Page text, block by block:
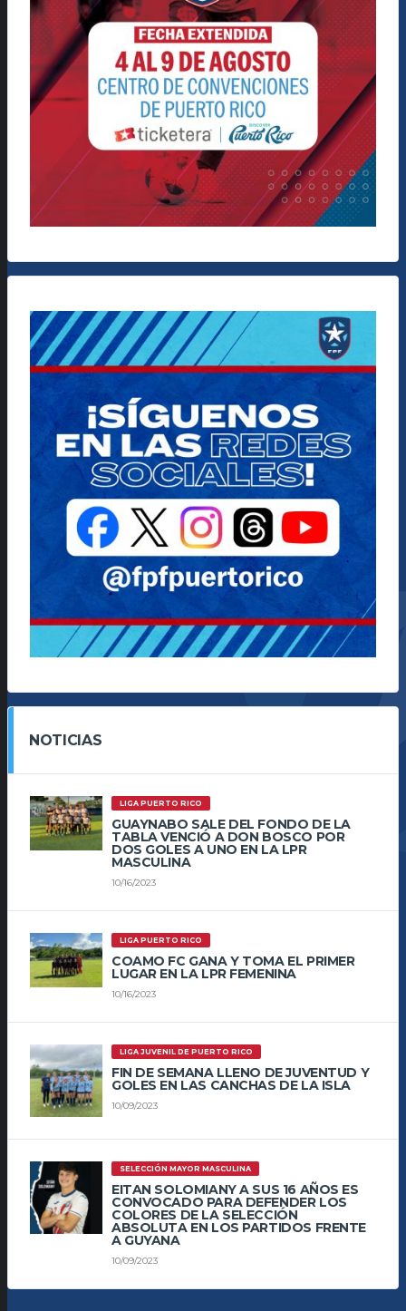
NOTICIAS
LIGA PUERTO RICO
GUAYNABO SALE DEL FONDO DE LA
TABLA VENCIÓ A DON BOSCO POR
DOS GOLES A UNO EN LA LPR
MASCULINA
10/16/2023
LIGA PUERTO RICO
COAMO FC GANA Y TOMA EL PRIMER
LUGAR EN LA LPR FEMENINA
10/16/2023
LIGA JUVENIL DE PUERTO RICO
FIN DE SEMANA LLENO DE JUVENTUD Y
GOLES EN LAS CANCHAS DE LA ISLA
10/09/2023
SELECCIÓN MAYOR MASCULINA
EITAN SOLOMIANY A SUS 16 AÑOS ES
CONVOCADO PARA DEFENDER LOS
COLORES DE LA SELECCIÓN
ABSOLUTA EN LOS PARTIDOS FRENTE
A GUYANA
10/09/2023